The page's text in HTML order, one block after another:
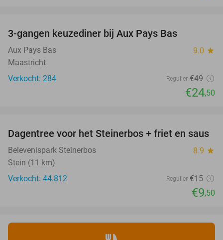
3-gangen keuzediner bij Aux Pays Bas
Aux Pays Bas 9.0 star
Maastricht
Verkocht: 284
Regulier €49
€24,50
37%
Dagentree voor het Steinerbos + friet en saus
Belevenispark Steinerbos 8.9 star
Stein (11 km)
Verkocht: 44.812
Regulier €15
€9,50